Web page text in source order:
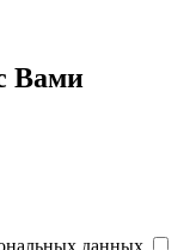
Вами